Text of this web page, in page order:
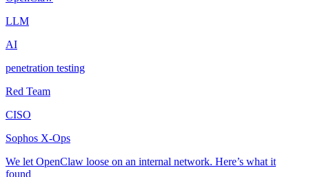
LLM
AI
penetration testing
Red Team
CISO
Sophos X-Ops
We let OpenClaw loose on an internal network. Here’s what it
found